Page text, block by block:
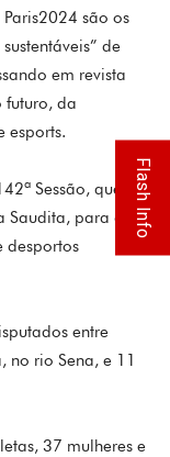
são os
de
em revista
futuro, da
esports.
Sessão, que
Saudita, para que
desportos
entre
no rio Sena, e 11
37 mulheres e
Flash Info